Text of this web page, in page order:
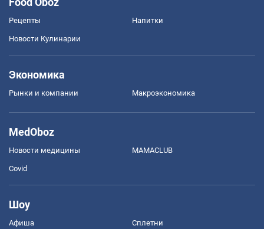
Рецепты Напитки
Новости Кулинарии
Экономика
Рынки и компании Mакроэкономика
MedOboz
Новости медицины MAMACLUB
Covid
Шоу
Афиша Сплетни